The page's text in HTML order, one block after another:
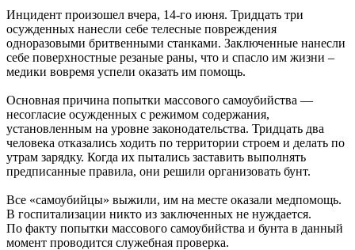
Инцидент произошел вчера, 14-го июня. Тридцать три
осужденных нанесли себе телесные повреждения
одноразовыми бритвенными станками. Заключенные нанесли
себе поверхностные резаные раны, что и спасло им жизни –
медики вовремя успели оказать им помощь.
Основная причина попытки массового самоубийства —
несогласие осужденных с режимом содержания,
установленным на уровне законодательства. Тридцать два
человека отказались ходить по территории строем и делать по
утрам зарядку. Когда их пытались заставить выполнять
предписанные правила, они решили организовать бунт.
Все «самоубийцы» выжили, им на месте оказали медпомощь.
В госпитализации никто из заключенных не нуждается.
По факту попытки массового самоубийства и бунта в данный
момент проводится служебная проверка.